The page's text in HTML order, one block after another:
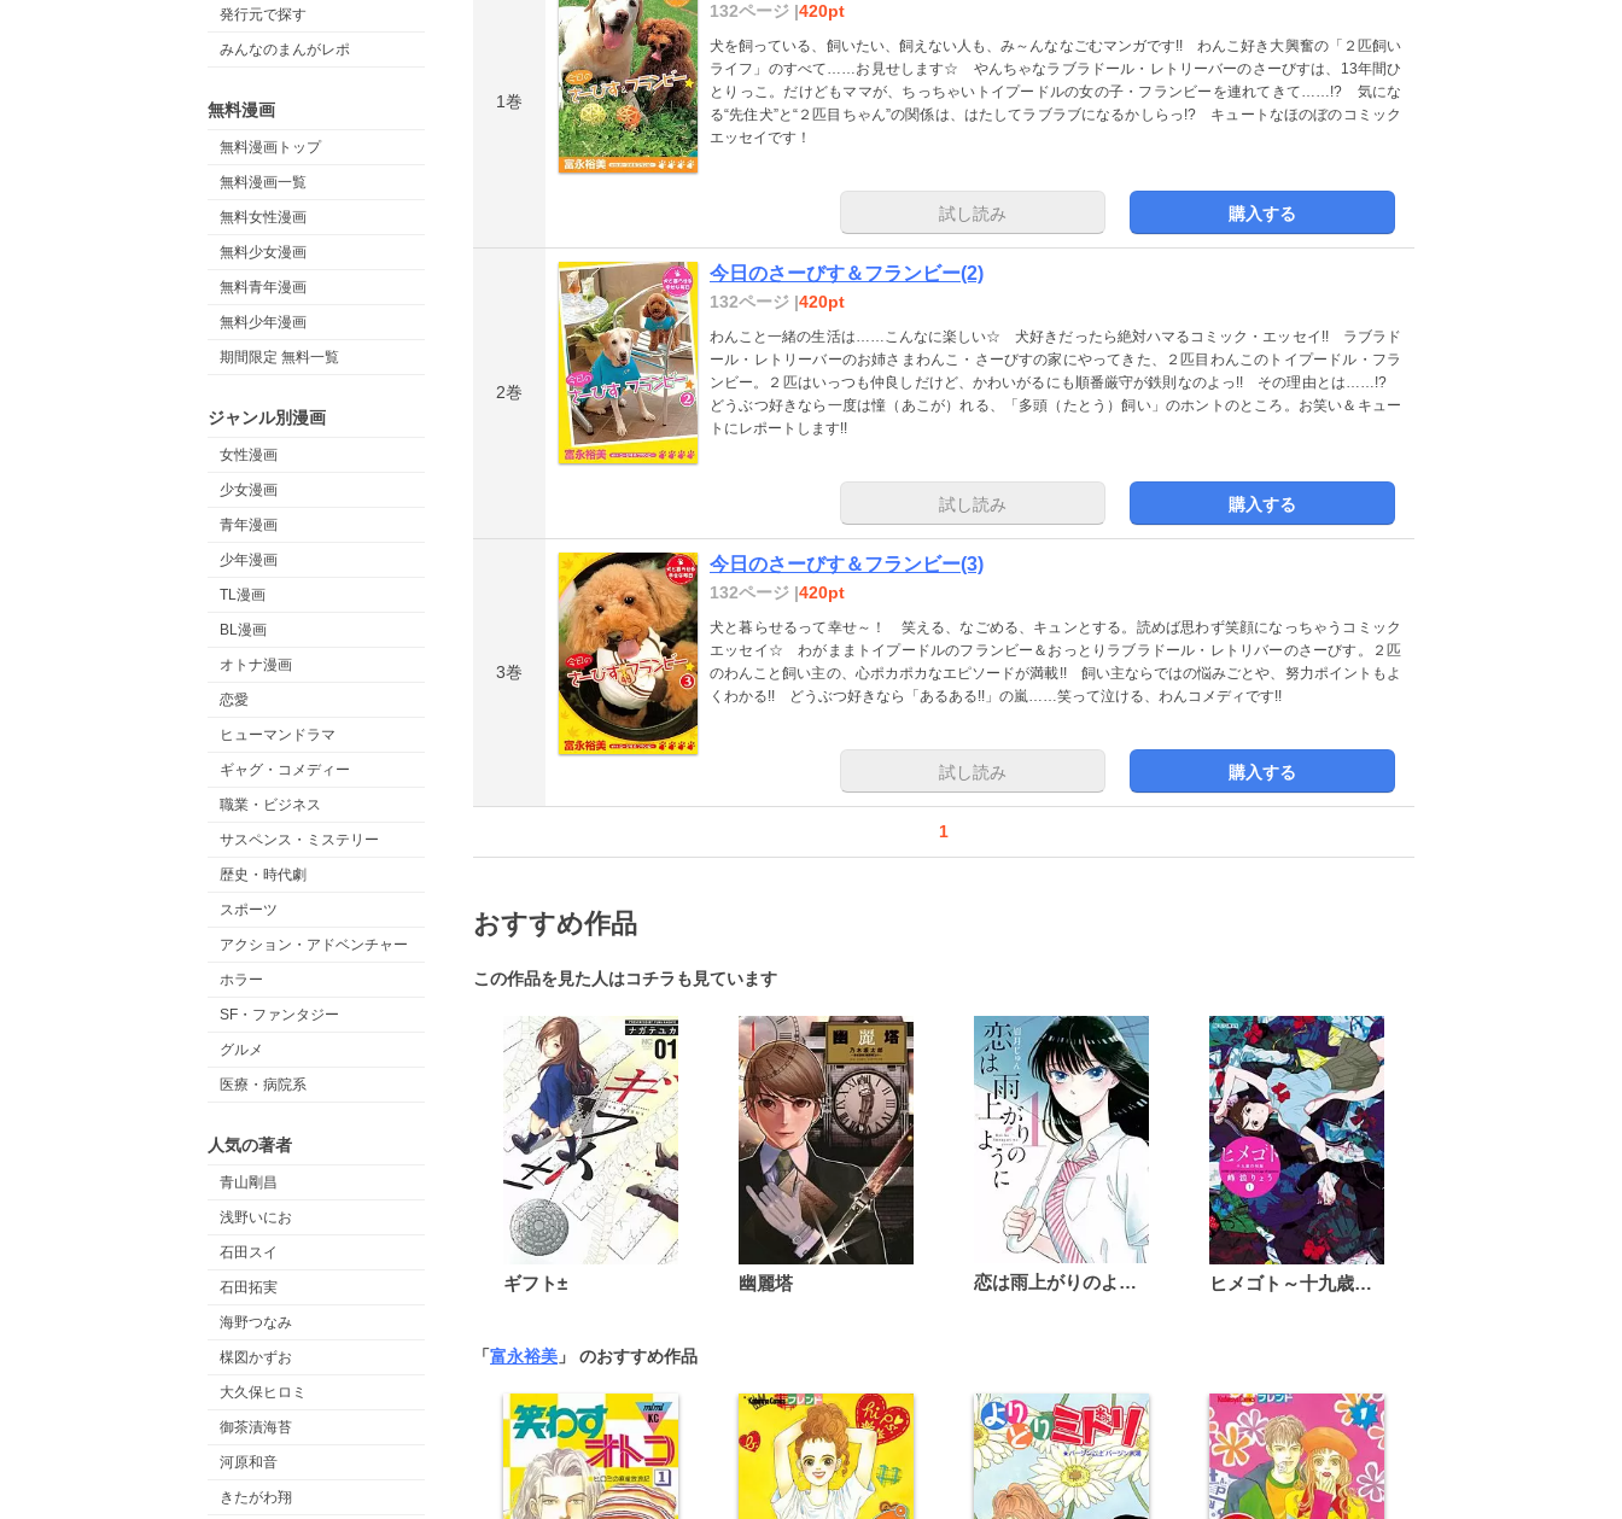
発行元で探す
みんなのまんがレポ
無料漫画
無料漫画トップ
無料漫画一覧
無料女性漫画
無料少女漫画
無料青年漫画
無料少年漫画
期間限定 無料一覧
ジャンル別漫画
女性漫画
少女漫画
青年漫画
少年漫画
TL漫画
BL漫画
オトナ漫画
恋愛
ヒューマンドラマ
ギャグ・コメディー
職業・ビジネス
サスペンス・ミステリー
歴史・時代劇
スポーツ
アクション・アドベンチャー
ホラー
SF・ファンタジー
グルメ
医療・病院系
人気の著者
青山剛昌
浅野いにお
石田スイ
石田拓実
海野つなみ
楳図かずお
大久保ヒロミ
御茶漬海苔
河原和音
きたがわ翔
1巻
132ページ |420pt
犬を飼っている、飼いたい、飼えない人も、み～んななごむマンガです!! わんこ好き大興奮の「２匹飼い
ライフ」のすべて……お見せします☆ やんちゃなラブラドール・レトリーバーのさーびすは、13年間ひ
とりっこ。だけどもママが、ちっちゃいトイプードルの女の子・フランビーを連れてきて……!? 気にな
る“先住犬”と“２匹目ちゃん”の関係は、はたしてラブラブになるかしらっ!? キュートなほのぼのコミック
エッセイです！
試し読み 購入する
2巻
今日のさーびす＆フランビー(2)
132ページ |420pt
わんこと一緒の生活は……こんなに楽しい☆ 犬好きだったら絶対ハマるコミック・エッセイ!! ラブラド
ール・レトリーバーのお姉さまわんこ・さーびすの家にやってきた、２匹目わんこのトイプードル・フラ
ンビー。２匹はいっつも仲良しだけど、かわいがるにも順番厳守が鉄則なのよっ!! その理由とは……!?
どうぶつ好きなら一度は憧（あこが）れる、「多頭（たとう）飼い」のホントのところ。お笑い＆キュー
トにレポートします!!
試し読み 購入する
3巻
今日のさーびす＆フランビー(3)
132ページ |420pt
犬と暮らせるって幸せ～！ 笑える、なごめる、キュンとする。読めば思わず笑顔になっちゃうコミック
エッセイ☆ わがままトイプードルのフランビー＆おっとりラブラドール・レトリバーのさーびす。２匹
のわんこと飼い主の、心ポカポカなエピソードが満載!! 飼い主ならではの悩みごとや、努力ポイントもよ
くわかる!! どうぶつ好きなら「あるある!!」の嵐……笑って泣ける、わんコメディです!!
試し読み 購入する
1
おすすめ作品
この作品を見た人はコチラも見ています
ギフト± 幽麗塔 恋は雨上がりのように ヒメゴト～十九歳の制服～
「富永裕美 」 のおすすめ作品